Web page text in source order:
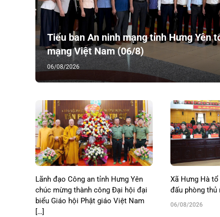
Tiểu ban An ninh mạng tỉnh Hưng Yên
mạng Việt Nam (06/8)
06/08/2026
Lãnh đạo Công an tỉnh Hưng Yên
chúc mừng thành công Đại hội đại
biểu Giáo hội Phật giáo Việt Nam
[…]
Xã Hưng Hà
đấu phòng thủ
06/08/2026